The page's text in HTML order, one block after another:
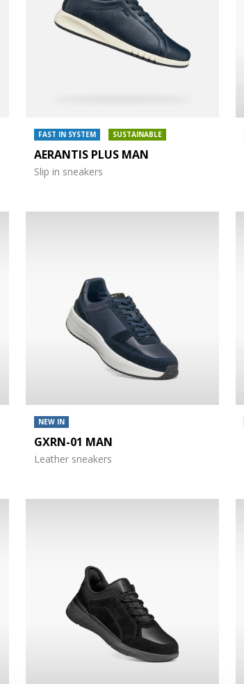
FAST IN SYSTEM SUSTAINABLE
AERANTIS PLUS MAN
Slip in sneakers
NEW IN
GXRN-01 MAN
Leather sneakers